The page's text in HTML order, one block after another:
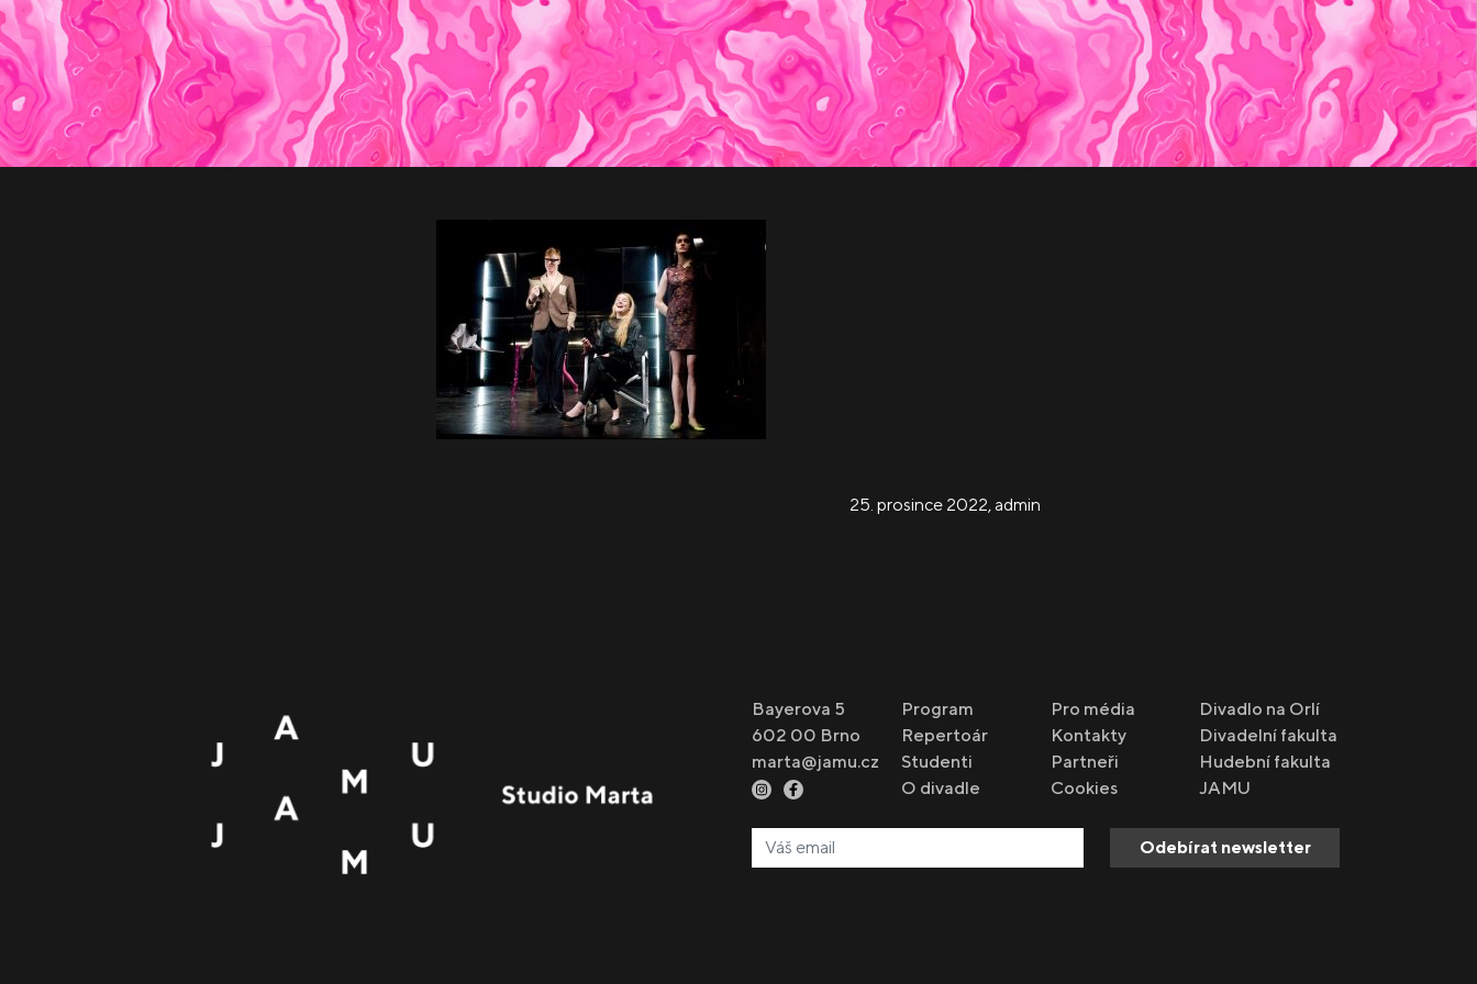
25. prosince 2022, admin
Bayerova 5
602 00 Brno
marta@jamu.cz
Program
Repertoár
Studenti
O divadle
Pro média
Kontakty
Partneři
Cookies
Divadlo na Orlí
Divadelní fakulta
Hudební fakulta
JAMU